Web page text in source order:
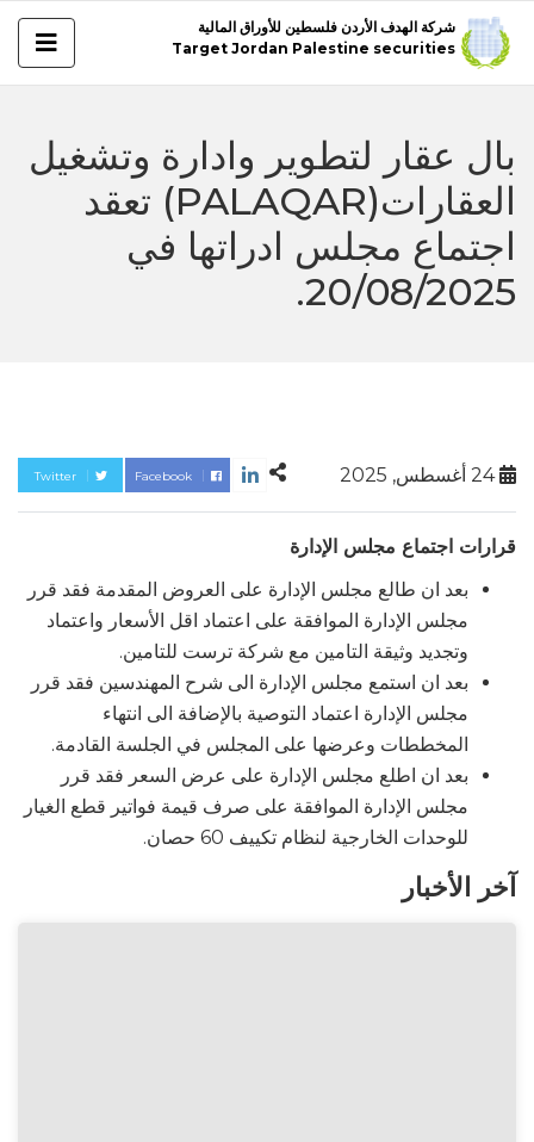
شركة الهدف الأردن فلسطين للأوراق المالية
Target Jordan Palestine securities
بال عقار لتطوير وادارة وتشغيل
العقارات(PALAQAR) تعقد
اجتماع مجلس ادراتها في
20/08/2025.
24 أغسطس, 2025 Twitter Facebook
قرارات اجتماع مجلس الإدارة
بعد ان طالع مجلس الإدارة على العروض المقدمة فقد قرر
مجلس الإدارة الموافقة على اعتماد اقل الأسعار واعتماد
وتجديد وثيقة التامين مع شركة ترست للتامين.
بعد ان استمع مجلس الإدارة الى شرح المهندسين فقد قرر
مجلس الإدارة اعتماد التوصية بالإضافة الى انتهاء
المخططات وعرضها على المجلس في الجلسة القادمة.
بعد ان اطلع مجلس الإدارة على عرض السعر فقد قرر
مجلس الإدارة الموافقة على صرف قيمة فواتير قطع الغيار
للوحدات الخارجية لنظام تكييف 60 حصان.
آخر الأخبار